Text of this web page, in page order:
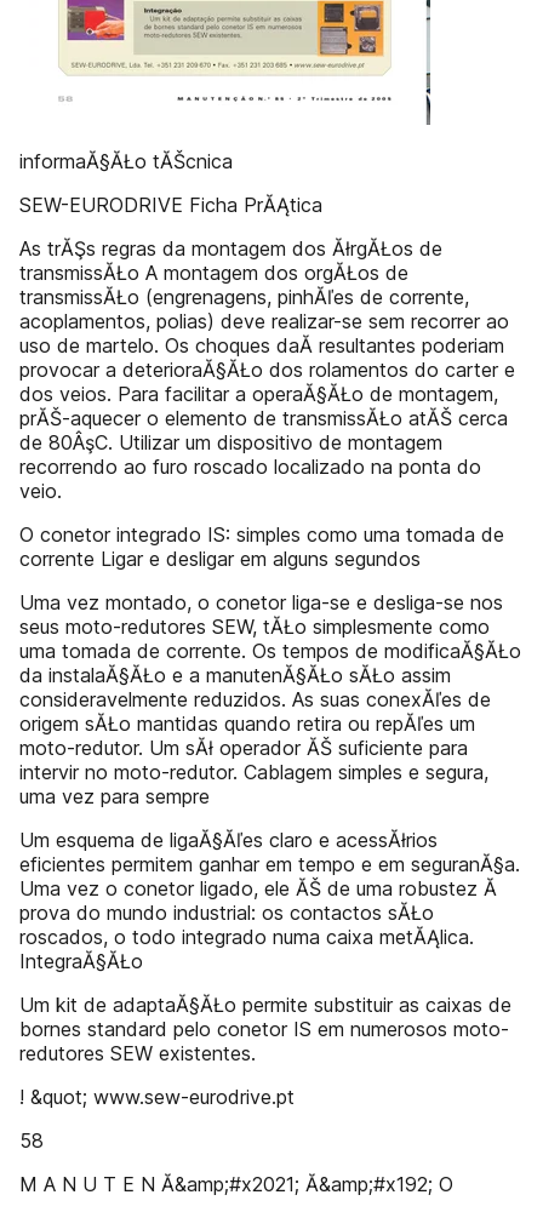
informaĂ§ĂŁo tĂŠcnica
SEW-EURODRIVE Ficha PrĂĄtica
As trĂŞs regras da montagem dos ĂłrgĂŁos de
transmissĂŁo A montagem dos orgĂŁos de
transmissĂŁo (engrenagens, pinhĂľes de corrente,
acoplamentos, polias) deve realizar-se sem recorrer ao
uso de martelo. Os choques daĂ­ resultantes poderiam
provocar a deterioraĂ§ĂŁo dos rolamentos do carter e
dos veios. Para facilitar a operaĂ§ĂŁo de montagem,
prĂŠ-aquecer o elemento de transmissĂŁo atĂŠ cerca
de 80ÂşC. Utilizar um dispositivo de montagem
recorrendo ao furo roscado localizado na ponta do
veio.
O conetor integrado IS: simples como uma tomada de
corrente Ligar e desligar em alguns segundos
Uma vez montado, o conetor liga-se e desliga-se nos
seus moto-redutores SEW, tĂŁo simplesmente como
uma tomada de corrente. Os tempos de modificaĂ§ĂŁo
da instalaĂ§ĂŁo e a manutenĂ§ĂŁo sĂŁo assim
consideravelmente reduzidos. As suas conexĂľes de
origem sĂŁo mantidas quando retira ou repĂľes um
moto-redutor. Um sĂł operador ĂŠ suficiente para
intervir no moto-redutor. Cablagem simples e segura,
uma vez para sempre
Um esquema de ligaĂ§Ăľes claro e acessĂłrios
eficientes permitem ganhar em tempo e em seguranĂ§a.
Uma vez o conetor ligado, ele ĂŠ de uma robustez Ă
prova do mundo industrial: os contactos sĂŁo
roscados, o todo integrado numa caixa metĂĄlica.
IntegraĂ§ĂŁo
Um kit de adaptaĂ§ĂŁo permite substituir as caixas de
bornes standard pelo conetor IS em numerosos moto-
redutores SEW existentes.
! &quot; www.sew-eurodrive.pt
58
M A N U T E N Ă&amp;#x2021; Ă&amp;#x192; O